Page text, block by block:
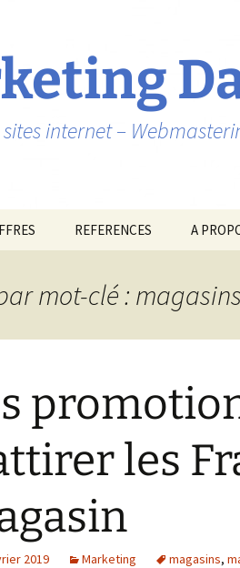
internet –
REFERENCES A
mot-clé : magasins
les
2019 Marketing magasins,